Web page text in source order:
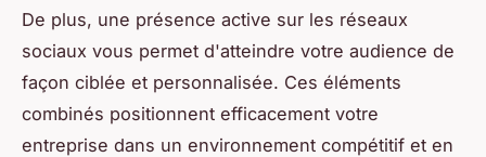
De plus, une présence active sur les réseaux
sociaux vous permet d'atteindre votre audience de
façon ciblée et personnalisée. Ces éléments
combinés positionnent efficacement votre
entreprise dans un environnement compétitif et en